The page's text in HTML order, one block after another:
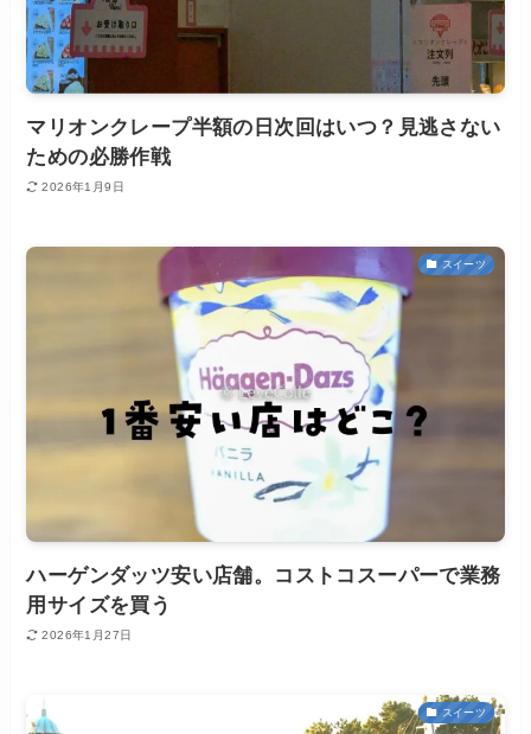
マリオンクレープ半額の日次回はいつ？見逃さない
ための必勝作戦
2026年1月9日
スイーツ
ハーゲンダッツ安い店舗。コストコスーパーで業務
用サイズを買う
2026年1月27日
スイーツ